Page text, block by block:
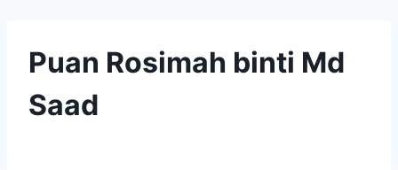
Puan Rosimah binti Md
Saad